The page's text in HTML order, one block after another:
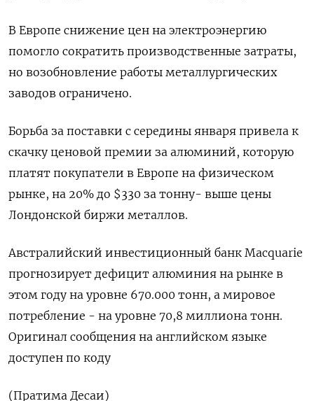
В Европе снижение цен на электроэнергию
помогло сократить производственные затраты,
но возобновление работы металлургических
заводов ограничено.
Борьба за поставки с середины января привела к
скачку ценовой премии за алюминий, которую
платят покупатели в Европе на физическом
рынке, на 20% до $330 за тонну- выше цены
Лондонской биржи металлов.
Австралийский инвестиционный банк Macquarie
прогнозирует дефицит алюминия на рынке в
этом году на уровне 670.000 тонн, а мировое
потребление - на уровне 70,8 миллиона тонн.
Оригинал сообщения на английском языке
доступен по коду
(Пратима Десаи)